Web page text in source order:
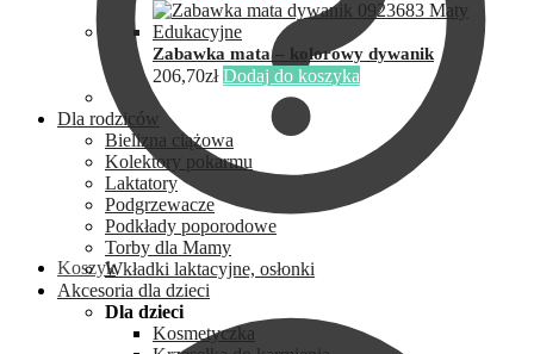
Koszyk
Zabawka mata – kolorowy dywanik
206,70zł Dodaj do koszyka
Dla rodziców
Bielizna ciążowa
Kolektory pokarmu
Laktatory
Podgrzewacze
Podkłady poporodowe
Torby dla Mamy
Wkładki laktacyjne, osłonki
Akcesoria dla dzieci
Dla dzieci
Kosmetyczka